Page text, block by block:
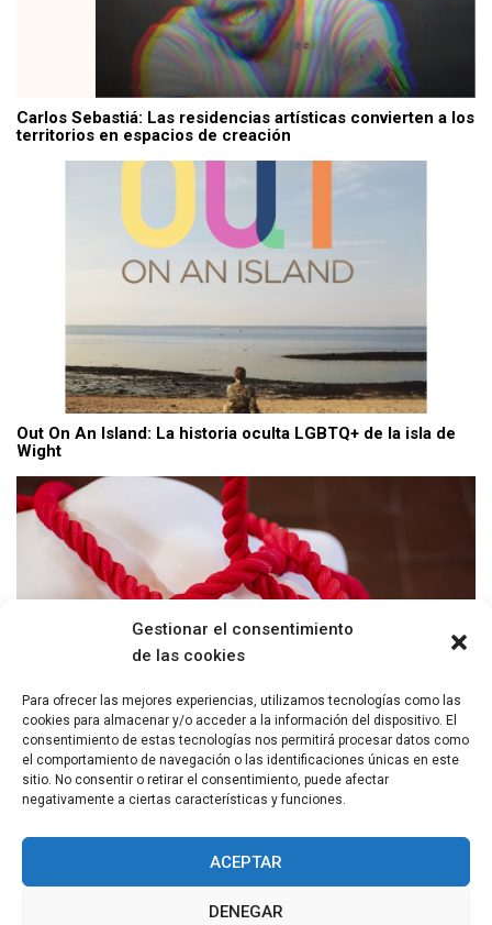
Gestionar el consentimiento
de las cookies
Para ofrecer las mejores experiencias, utilizamos tecnologías como las
cookies para almacenar y/o acceder a la información del dispositivo. El
consentimiento de estas tecnologías nos permitirá procesar datos como
el comportamiento de navegación o las identificaciones únicas en este
sitio. No consentir o retirar el consentimiento, puede afectar
negativamente a ciertas características y funciones.
ACEPTAR
DENEGAR
Carlos Sebastiá: Las residencias artísticas convierten a los
territorios en espacios de creación
Out On An Island: La historia oculta LGBTQ+ de la isla de
Wight
Sounding Line: El devastador efecto del sonar marino en
las ballenas